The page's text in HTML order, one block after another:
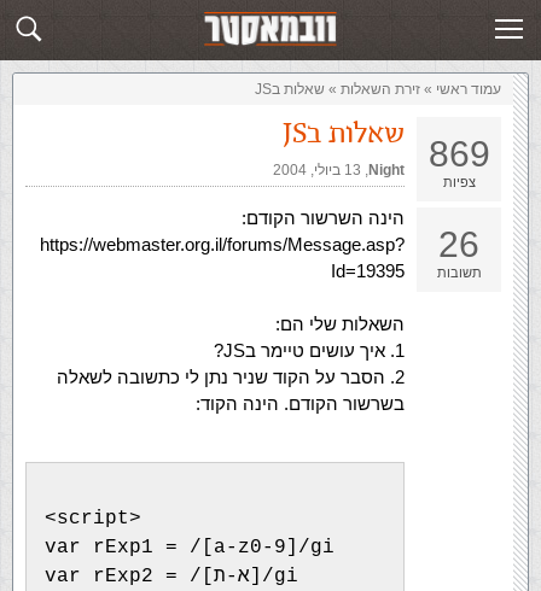
שלח תשובה זירת השאלות
עמוד ראשי » ‏זירת השאלות‏ » שאלות בJS
869
צפיות
26
תשובות
שאלות בJS
Night
,‏ 13 ביולי, 2004
הינה השרשור הקודם:
https://webmaster.org.il/forums/Message.asp?
Id=19395
השאלות שלי הם:
1. איך עושים טיימר בJS?
2. הסבר על הקוד שניר נתן לי כתשובה לשאלה
בשרשור הקודם. הינה הקוד:
<script>
var rExp1 = /[a-z0-9]/gi
var rExp2 = /[א-ת]/gi